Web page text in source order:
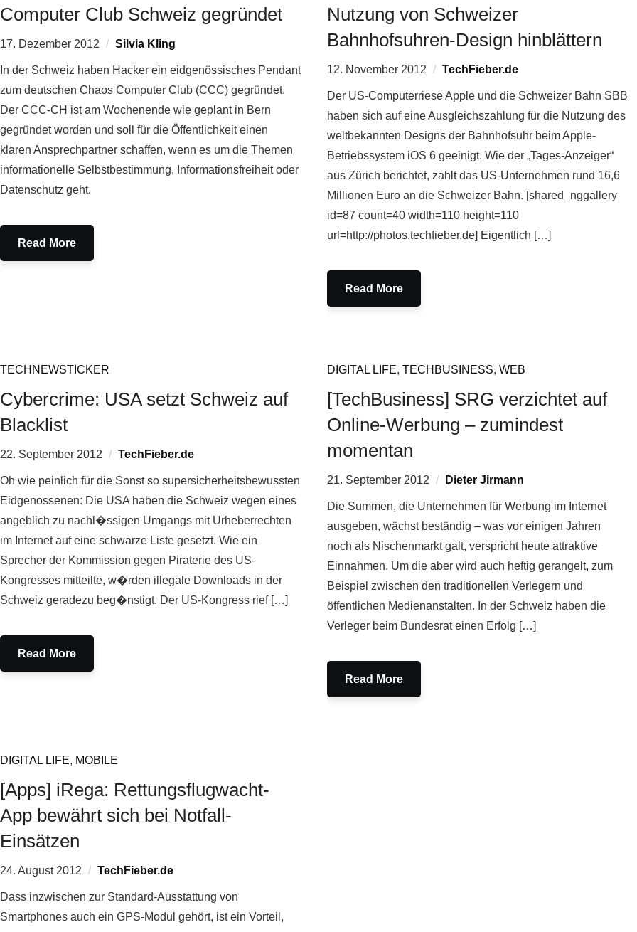
Computer Club Schweiz gegründet
17. Dezember 2012 Silvia Kling
In der Schweiz haben Hacker ein eidgenössisches Pendant
zum deutschen Chaos Computer Club (CCC) gegründet.
Der CCC-CH ist am Wochenende wie geplant in Bern
gegründet worden und soll für die Öffentlichkeit einen
klaren Ansprechpartner schaffen, wenn es um die Themen
informationelle Selbstbestimmung, Informationsfreiheit oder
Datenschutz geht.
Read More
Nutzung von Schweizer
Bahnhofsuhren-Design hinblättern
12. November 2012 TechFieber.de
Der US-Computerriese Apple und die Schweizer Bahn SBB
haben sich auf eine Ausgleichszahlung für die Nutzung des
weltbekannten Designs der Bahnhofsuhr beim Apple-
Betriebssystem iOS 6 geeinigt. Wie der „Tages-Anzeiger“
aus Zürich berichtet, zahlt das US-Unternehmen rund 16,6
Millionen Euro an die Schweizer Bahn. [shared_nggallery
id=87 count=40 width=110 height=110
url=http://photos.techfieber.de] Eigentlich […]
Read More
TECHNEWSTICKER
Cybercrime: USA setzt Schweiz auf
Blacklist
22. September 2012 TechFieber.de
Oh wie peinlich für die Sonst so supersicherheitsbewussten
Eidgenossenen: Die USA haben die Schweiz wegen eines
angeblich zu nachl�ssigen Umgangs mit Urheberrechten
im Internet auf eine schwarze Liste gesetzt. Wie ein
Sprecher der Kommission gegen Piraterie des US-
Kongresses mitteilte, w�rden illegale Downloads in der
Schweiz geradezu beg�nstigt. Der US-Kongress rief […]
Read More
DIGITAL LIFE,TECHBUSINESS,WEB
[TechBusiness] SRG verzichtet auf
Online-Werbung – zumindest
momentan
21. September 2012 Dieter Jirmann
Die Summen, die Unternehmen für Werbung im Internet
ausgeben, wächst beständig – was vor einigen Jahren
noch als Nischenmarkt galt, verspricht heute attraktive
Einnahmen. Um die aber wird auch heftig gerangelt, zum
Beispiel zwischen den traditionellen Verlegern und
öffentlichen Medienanstalten. In der Schweiz haben die
Verleger beim Bundesrat einen Erfolg […]
Read More
DIGITAL LIFE, MOBILE
[Apps] iRega: Rettungsflugwacht-
App bewährt sich bei Notfall-
Einsätzen
24. August 2012 TechFieber.de
Dass inzwischen zur Standard-Ausstattung von
Smartphones auch ein GPS-Modul gehört, ist ein Vorteil,